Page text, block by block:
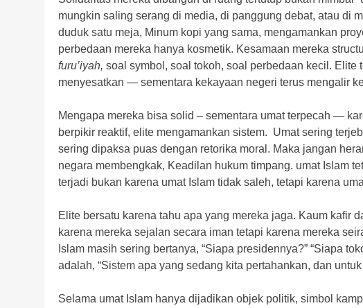
mungkin saling serang di media, di panggung debat, atau di
duduk satu meja, Minum kopi yang sama, mengamankan
perbedaan mereka hanya kosmetik. Kesamaan mereka
furu’iyah, soal symbol, soal tokoh, soal perbedaan kecil. Elite
menyesatkan — sementara kekayaan negeri terus mengalir
Mengapa mereka bisa solid – sementara umat terpecah —
berpikir reaktif, elite mengamankan sistem. Umat sering
sering dipaksa puas dengan retorika moral. Maka jangan
negara membengkak, Keadilan hukum timpang. umat Islam
terjadi bukan karena umat Islam tidak saleh, tetapi karena
Elite bersatu karena tahu apa yang mereka jaga. Kaum kafir
karena mereka sejalan secara iman tetapi karena mereka
Islam masih sering bertanya, “Siapa presidennya?” “Siapa
adalah, “Sistem apa yang sedang kita pertahankan, dan
Selama umat Islam hanya dijadikan objek politik, simbol